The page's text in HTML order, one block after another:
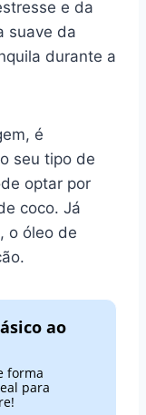
e da
suave da
durante a
é
seu tipo de
optar por
coco. Já
o óleo de
ao
forma
para